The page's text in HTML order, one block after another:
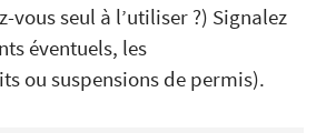
vous seul à l’utiliser ?) Signalez
éventuels, les
ou suspensions de permis).